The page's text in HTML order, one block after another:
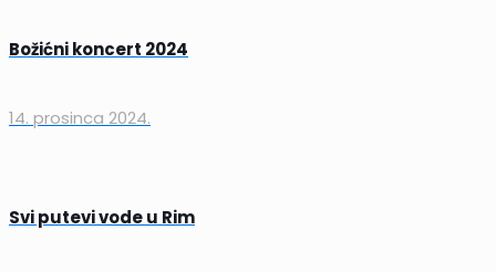
Božićni koncert 2024
14. prosinca 2024.
Svi putevi vode u Rim